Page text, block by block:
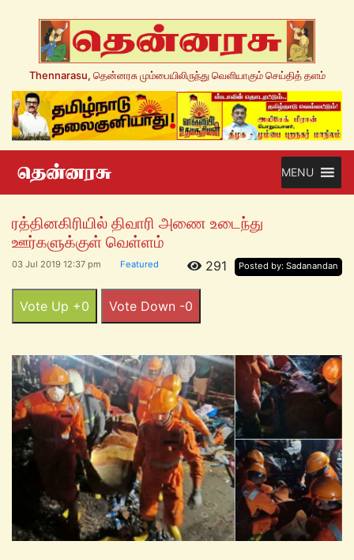
Thennarasu, தென்னரசு மும்பையிலிருந்து வெளியாகும் செய்தித் தளம்
MENU
ரத்தினகிரியில் திவாரி அணை உடைந்து
ஊர்களுக்குள் வெள்ளம்
03 Jul 2019 12:37 pm Featured Posted by: Sadanandan
291
Vote Up +0 Vote Down -0